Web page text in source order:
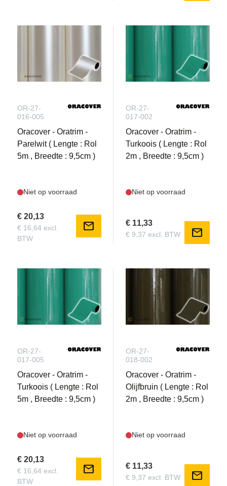
OR-27-
016-005
Oracover - Oratrim -
Parelwit ( Lengte : Rol
5m , Breedte : 9,5cm )
Niet op voorraad
€ 20,13
€ 16,64 excl.
BTW
mail
OR-27-
017-002
Oracover - Oratrim -
Turkoois ( Lengte : Rol
2m , Breedte : 9,5cm )
Niet op voorraad
€ 11,33
€ 9,37 excl. BTW mail
OR-27-
017-005
Oracover - Oratrim -
Turkoois ( Lengte : Rol
5m , Breedte : 9,5cm )
Niet op voorraad
€ 20,13
€ 16,64 excl.
BTW
mail
OR-27-
018-002
Oracover - Oratrim -
Olijfbruin ( Lengte : Rol
2m , Breedte : 9,5cm )
Niet op voorraad
€ 11,33
€ 9,37 excl. BTW mail